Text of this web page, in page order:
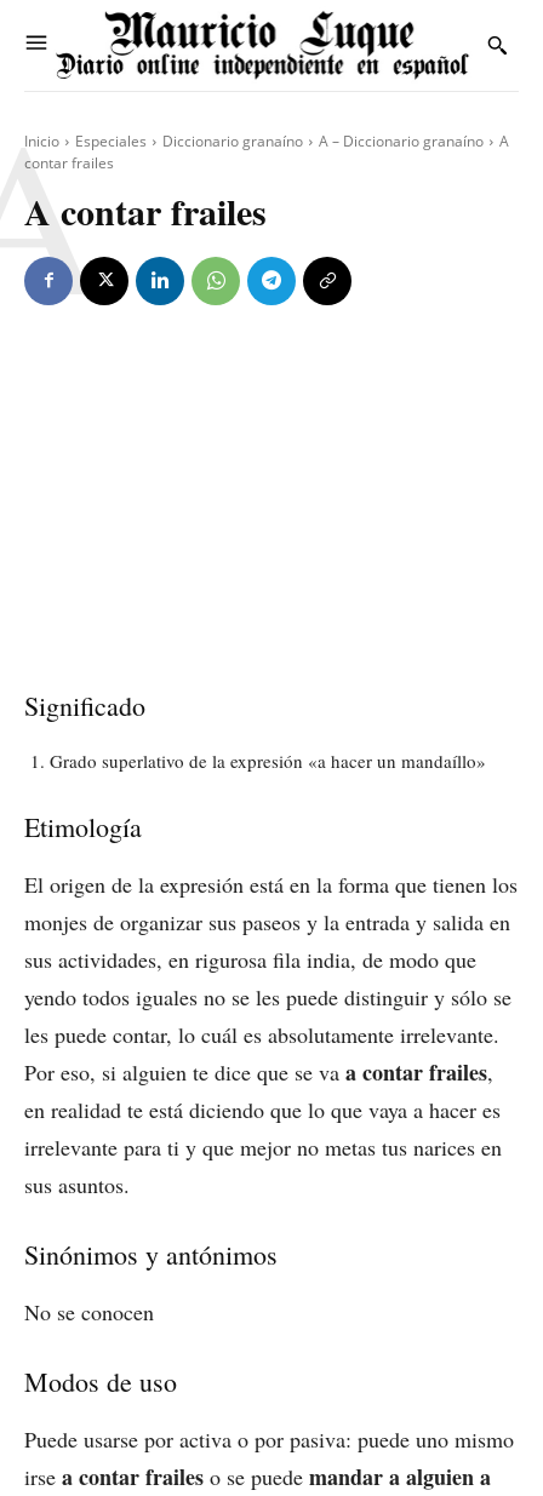
Inicio Especiales Diccionario granaíno A – Diccionario granaíno
A
contar frailes
A contar frailes
Significado
Grado superlativo de la expresión «a hacer un mandaíllo»
Etimología
El origen de la expresión está en la forma que tienen los
monjes de organizar sus paseos y la entrada y salida en
sus actividades, en rigurosa fila india, de modo que
yendo todos iguales no se les puede distinguir y sólo se
les puede contar, lo cuál es absolutamente irrelevante.
Por eso, si alguien te dice que se va a contar frailes,
en realidad te está diciendo que lo que vaya a hacer es
irrelevante para ti y que mejor no metas tus narices en
sus asuntos.
Sinónimos y antónimos
No se conocen
Modos de uso
Puede usarse por activa o por pasiva: puede uno mismo
irse a contar frailes o se puede mandar a alguien a